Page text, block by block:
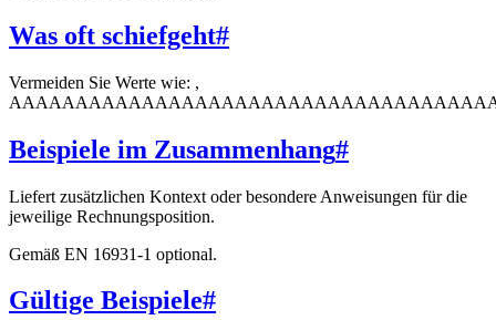
Was oft schiefgeht#
Vermeiden Sie Werte wie: ,
Beispiele im Zusammenhang#
Liefert zusätzlichen Kontext oder besondere Anweisungen für die
jeweilige Rechnungsposition.
Gemäß EN 16931-1 optional.
Gültige Beispiele#